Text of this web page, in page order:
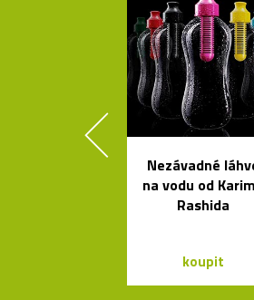
Nezávadné
na vodu od
Rashida
koupit